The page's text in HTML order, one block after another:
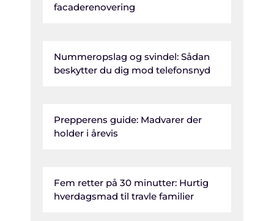
facaderenovering
Nummeropslag og svindel: Sådan
beskytter du dig mod telefonsnyd
Prepperens guide: Madvarer der
holder i årevis
Fem retter på 30 minutter: Hurtig
hverdagsmad til travle familier